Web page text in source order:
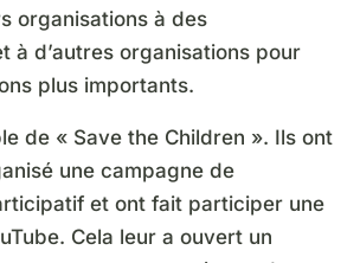
organisations à des
à d’autres organisations pour
plus importants.
de « Save the Children ». Ils ont
une campagne de
et ont fait participer une
Cela leur a ouvert un